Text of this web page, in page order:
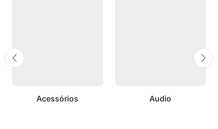
Acessórios Audio